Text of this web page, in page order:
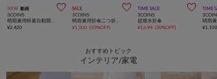
NEW 動画 
3COINS
¥2,420
SALE 
3COINS
¥1,100 (33%OFF)
TIME SALE 
3COINS
超撥水折傘
¥1,694 (30%OFF)
TIME
¥
おすすめトピック
インテリア/家電